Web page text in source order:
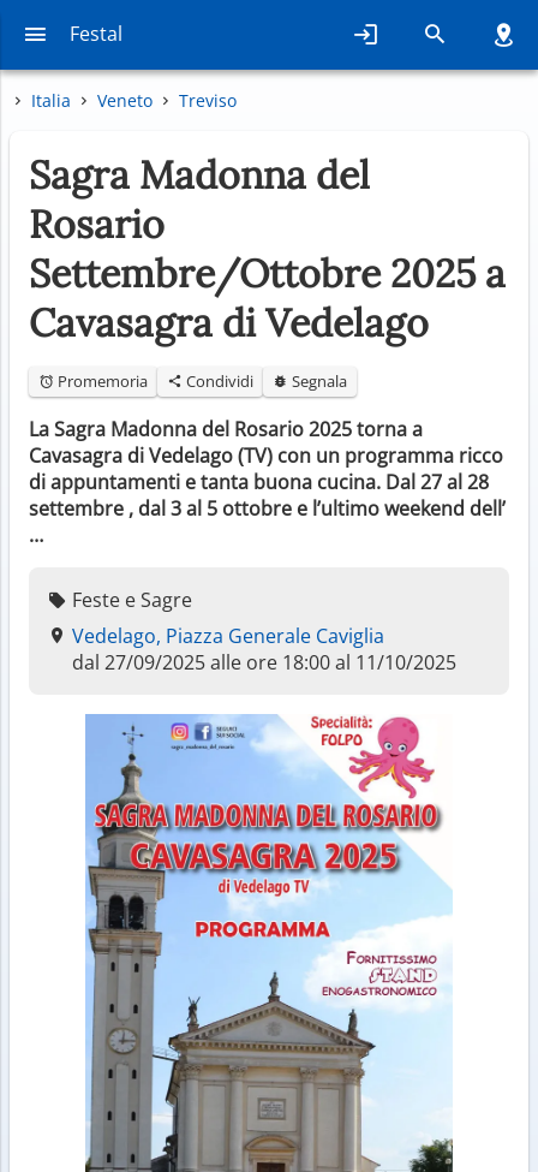
Festal
Italia Veneto Treviso
Sagra Madonna del
Rosario
Settembre/Ottobre 2025 a
Cavasagra di Vedelago
Promemoria Condividi Segnala
La Sagra Madonna del Rosario 2025 torna a
Cavasagra di Vedelago (TV) con un programma ricco
di appuntamenti e tanta buona cucina. Dal 27 al 28
settembre , dal 3 al 5 ottobre e l’ultimo weekend dell’
…
Feste e Sagre
Vedelago, Piazza Generale Caviglia
dal 27/09/2025 alle ore 18:00 al 11/10/2025